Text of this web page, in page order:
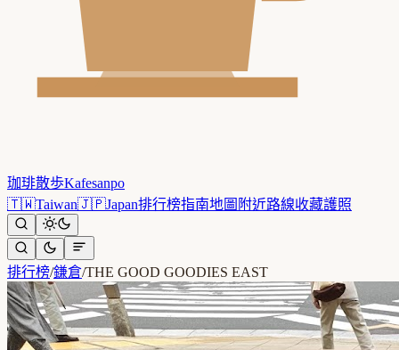
珈琲散歩Kafesanpo
🇹🇼Taiwan🇯🇵Japan排行榜指南地圖 附近路線收藏護照
排行榜/鎌倉/THE GOOD GOODIES EAST